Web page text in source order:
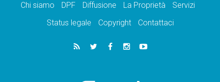
Chi siamo DPF Diffusione La Proprietà
Servizi
Status legale
Copyright Contattaci